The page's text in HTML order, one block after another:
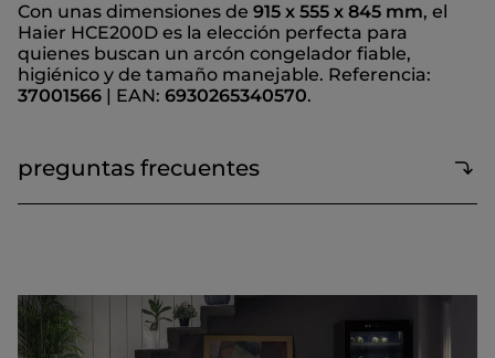
Con unas dimensiones de 915 x 555 x 845 mm, el
Haier HCE200D es la elección perfecta para
quienes buscan un arcón congelador fiable,
higiénico y de tamaño manejable. Referencia:
37001566 | EAN: 6930265340570.
preguntas frecuentes